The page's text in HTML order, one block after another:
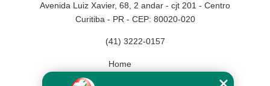
Avenida Luiz Xavier, 68, 2 andar - cjt 201 - Centro
Curitiba - PR - CEP: 80020-020
(41) 3222-0157
Home